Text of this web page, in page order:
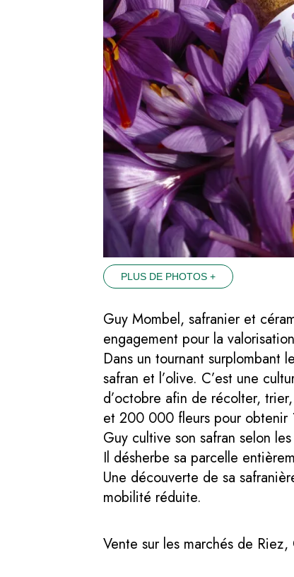
PLUS DE PHOTOS +
Guy Mombel, safranier et
engagement pour la
Dans un tournant surplombant
safran et l’olive. C’est une
d’octobre afin de récolter,
et 200 000 fleurs pour obtenir
Guy cultive son safran selon
Il désherbe sa parcelle
Une découverte de sa
mobilité réduite.
Vente sur les marchés de